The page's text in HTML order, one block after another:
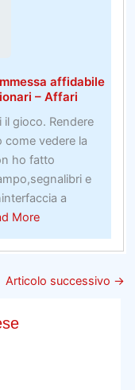
Arizona
affidabile
– Affari
​​gioco. Rendere
vedere la
ho fatto
e
a
Moreabout
Società
più
intelligenti
Articolo successivo →